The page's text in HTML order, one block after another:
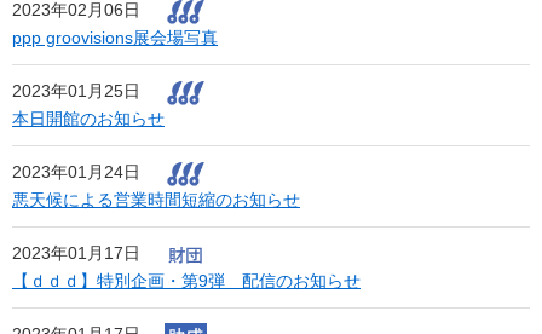
2023年02月06日
ppp groovisions展会場写真
2023年01月25日
本日開館のお知らせ
2023年01月24日
悪天候による営業時間短縮のお知らせ
2023年01月17日
【ｄｄｄ】特別企画・第9弾 配信のお知らせ